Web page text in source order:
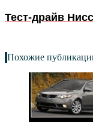
Тест-драйв
Похожие